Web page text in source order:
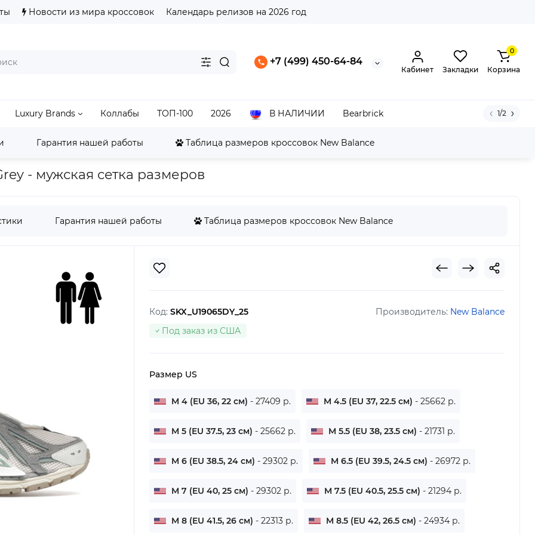
Новости из мира кроссовок Календарь релизов на 2026 год
+7 (499) 450-64-84
Кабинет Закладки
0
Корзина
Luxury Brands Коллабы ТОП-100 2026 В НАЛИЧИИ Bearbrick 1/2
Гарантия нашей работы Таблица размеров кроссовок New Balance
New Balance 1906 New Balance 1906A Tech Explosion Sea Salt Lone Star Grey
- мужская сетка размеров
Гарантия нашей работы Таблица размеров кроссовок New Balance
Код: SKX_U19065DY_25 Производитель: New Balance
Под заказ из США
Размер US
M 4 (EU 36, 22 см) - 27409 р. M 4.5 (EU 37, 22.5 см) - 25662 р.
M 5 (EU 37.5, 23 см) - 25662 р. M 5.5 (EU 38, 23.5 см) - 21731 р.
M 6 (EU 38.5, 24 см) - 29302 р. M 6.5 (EU 39.5, 24.5 см) - 26972 р.
M 7 (EU 40, 25 см) - 29302 р. M 7.5 (EU 40.5, 25.5 см) - 21294 р.
M 8 (EU 41.5, 26 см) - 22313 р. M 8.5 (EU 42, 26.5 см) - 24934 р.